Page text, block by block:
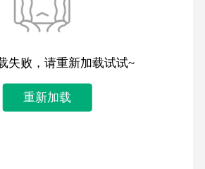
失败，请重新加载试试~
重新加载